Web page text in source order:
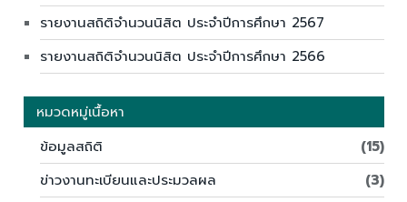
รายงานสถิติจำนวนนิสิต ประจำปีการศึกษา 2567
รายงานสถิติจำนวนนิสิต ประจำปีการศึกษา 2566
หมวดหมู่เนื้อหา
ข้อมูลสถิติ
(15)
ข่าวงานทะเบียนและประมวลผล
(3)